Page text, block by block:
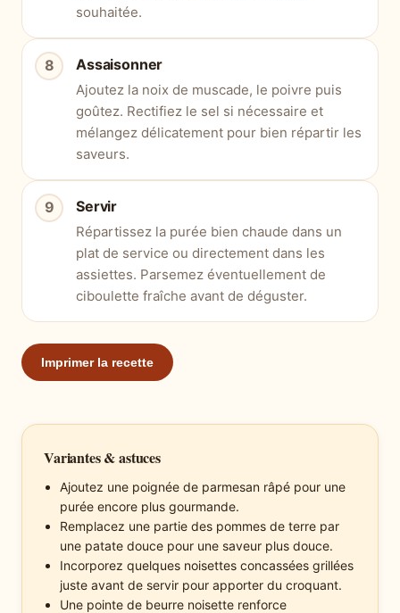
souhaitée.
Assaisonner
Ajoutez la noix de muscade, le poivre puis
goûtez. Rectifiez le sel si nécessaire et
mélangez délicatement pour bien répartir les
saveurs.
Servir
Répartissez la purée bien chaude dans un
plat de service ou directement dans les
assiettes. Parsemez éventuellement de
ciboulette fraîche avant de déguster.
Imprimer la recette
Variantes & astuces
Ajoutez une poignée de parmesan râpé pour une
purée encore plus gourmande.
Remplacez une partie des pommes de terre par
une patate douce pour une saveur plus douce.
Incorporez quelques noisettes concassées grillées
juste avant de servir pour apporter du croquant.
Une pointe de beurre noisette renforce